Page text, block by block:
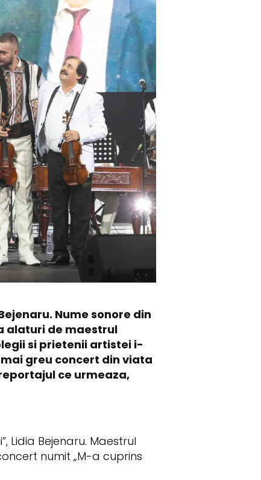
Nume sonore din
alaturi de maestrul
si prietenii artistei i-
greu concert din viata
ce urmeaza,
Lidia Bejenaru. Maestrul
numit „M-a cuprins